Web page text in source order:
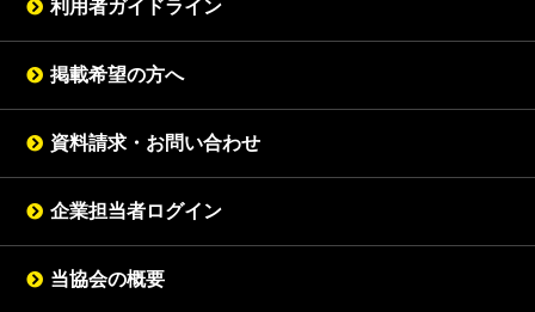
利用者ガイドライン
掲載希望の方へ
資料請求・お問い合わせ
企業担当者ログイン
当協会の概要